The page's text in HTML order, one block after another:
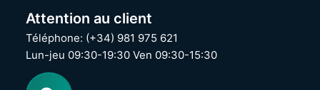
G
z
|
6
Attention au client
Téléphone: (+34) 981 975 621
Lun-jeu 09:30-19:30 Ven 09:30-15:30